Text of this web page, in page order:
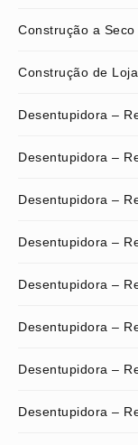
Construção a Seco
Construção de
Desentupidora –
Desentupidora –
Desentupidora –
Desentupidora –
Desentupidora –
Desentupidora –
Desentupidora –
Desentupidora –